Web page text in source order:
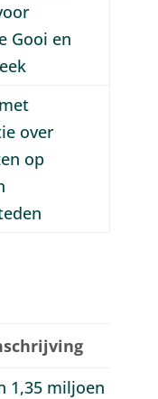
Gooi en
over
op
1,35 miljoen